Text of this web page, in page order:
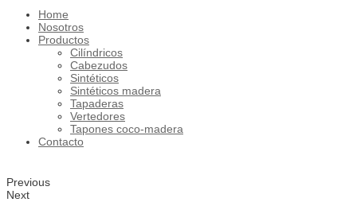
Home
Nosotros
Productos
Cilíndricos
Cabezudos
Sintéticos
Sintéticos madera
Tapaderas
Vertedores
Tapones coco-madera
Contacto
Previous
Next